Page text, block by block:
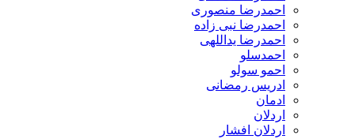
احمدرضا منصوری
احمدرضا نبی زاده
احمدرضا یداللهی
احمدسلو
احمو سولو
ادریس رمضانی
ادمان
اردلان
اردلان افشار